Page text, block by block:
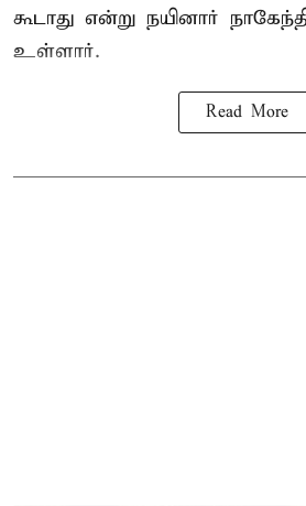
கூடாது என்று நயினார்
உள்ளார்.
Read More